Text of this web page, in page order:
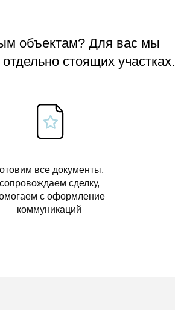
объектам? Для вас мы
стоящих участках.
все документы,
сделку,
с оформление
коммуникаций